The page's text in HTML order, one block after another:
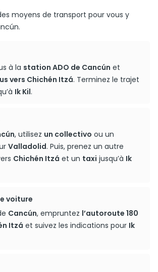
moyens de transport pour vous y
à la station ADO de Cancún et
vers Chichén Itzá. Terminez le trajet
Ik Kil.
, utilisez un collectivo ou un
Valladolid. Puis, prenez un autre
Chichén Itzá et un taxi jusqu’à Ik
voiture
Cancún, empruntez l’autoroute 180
Itzá et suivez les indications pour Ik